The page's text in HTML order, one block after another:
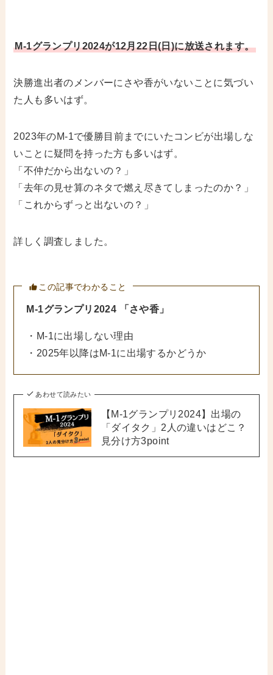
M-1グランプリ2024が12月22日(日)に放送されます。
決勝進出者のメンバーにさや香がいないことに気づい
た人も多いはず。
2023年のM-1で優勝目前までにいたコンビが出場しな
いことに疑問を持った方も多いはず。
「不仲だから出ないの？」
「去年の見せ算のネタで燃え尽きてしまったのか？」
「これからずっと出ないの？」
詳しく調査しました。
この記事でわかること
M-1グランプリ2024 「さや香」
・M-1に出場しない理由
・2025年以降はM-1に出場するかどうか
あわせて読みたい
【M-1グランプリ2024】出場の
「ダイタク」2人の違いはどこ？
見分け方3point